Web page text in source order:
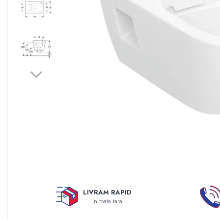
Sisteme filtrare apa Debite Mari
Consumabile Statii medii filtrante
Consumabile Statii osmoza
Statii filtrare apa cu medii filtrante
Echipamente HORECA
LIVRAM RAPID
In toata tara